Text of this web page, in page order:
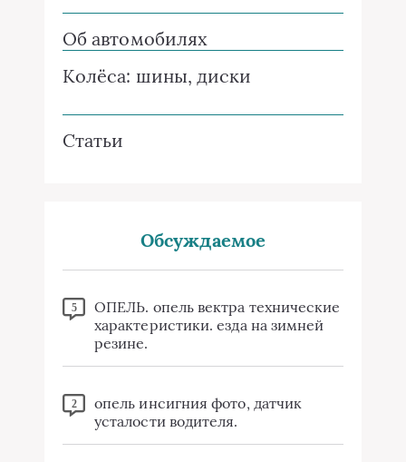
Об автомобилях
Колёса: шины, диски
Статьи
Обсуждаемое
5
ОПЕЛЬ. опель вектра технические
характеристики. езда на зимней
резине.
2
опель инсигния фото, датчик
усталости водителя.